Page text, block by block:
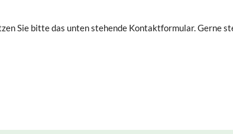
Sie bitte das unten stehende Kontaktformular. Gerne